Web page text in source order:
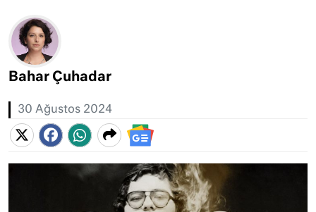
Bahar Çuhadar
30 Ağustos 2024